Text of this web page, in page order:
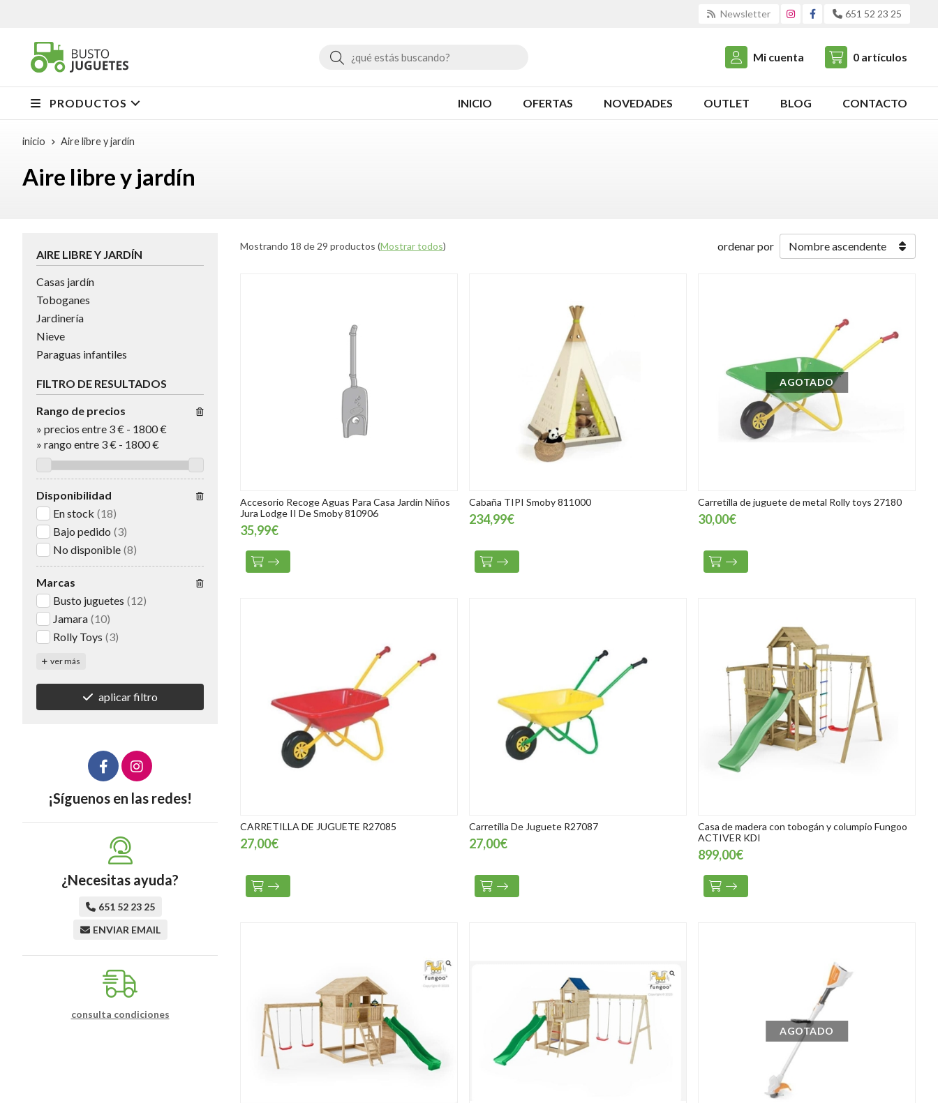
Newsletter 651 52 23 25
Buscar Mi cuenta 0 artículos
PRODUCTOS INICIO OFERTAS NOVEDADES OUTLET BLOG CONTACTO
inicio Aire libre y jardín
Aire libre y jardín
Mostrando 18 de 29 productos (Mostrar todos) ordenar por
Accesorio Recoge Aguas Para Casa Jardín Niños
Jura Lodge II De Smoby 810906
35,99€
Cabaña TIPI Smoby 811000
234,99€
AGOTADO
Carretilla de juguete de metal Rolly toys 27180
30,00€
CARRETILLA DE JUGUETE R27085
27,00€
Carretilla De Juguete R27087
27,00€
Casa de madera con tobogán y columpio Fungoo
ACTIVER KDI
899,00€
AGOTADO
AIRE LIBRE Y JARDÍN
Casas jardín
Toboganes
Jardinería
Nieve
Paraguas infantiles
FILTRO DE RESULTADOS
Rango de precios
» precios entre 3 € - 1800 €
» rango entre 3€ - 1800€
Disponibilidad
En stock (18)
Bajo pedido (3)
No disponible (8)
Marcas
Busto juguetes (12)
Jamara (10)
Rolly Toys (3)
ver más
aplicar filtro
¡Síguenos en las redes!
¿Necesitas ayuda?
651 52 23 25
ENVIAR EMAIL
consulta condiciones